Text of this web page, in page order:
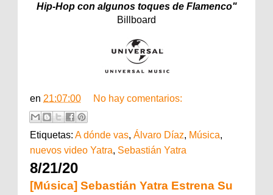
Hip-Hop con algunos toques de Flamenco"
Billboard
en 21:07:00 No hay comentarios:
Etiquetas: A dónde vas, Álvaro Díaz, Música,
nuevos video Yatra, Sebastián Yatra
8/21/20
[Música] Sebastián Yatra Estrena Su